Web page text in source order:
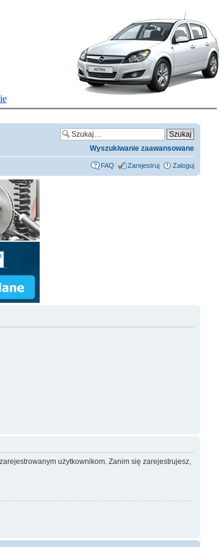
Wyszukiwanie zaawansowane
FAQ Zarejestruj Zaloguj
użytkownikom. Zanim się zarejestrujesz,